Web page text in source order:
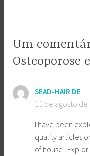
Um
Osteoporose
SEAD-HAIR DE
11 de agosto de
I have been
quality articles
of house .